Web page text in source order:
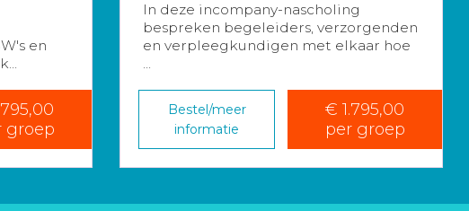
en
groep
In deze incompany-nascholing
bespreken begeleiders, verzorgenden
en verpleegkundigen met elkaar hoe
...
Bestel/meer
informatie
€ 1.795,00
per groep